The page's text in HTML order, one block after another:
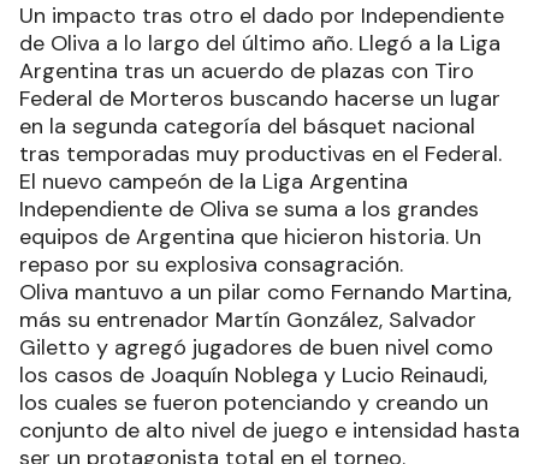
Un impacto tras otro el dado por Independiente
de Oliva a lo largo del último año. Llegó a la Liga
Argentina tras un acuerdo de plazas con Tiro
Federal de Morteros buscando hacerse un lugar
en la segunda categoría del básquet nacional
tras temporadas muy productivas en el Federal.
El nuevo campeón de la Liga Argentina
Independiente de Oliva se suma a los grandes
equipos de Argentina que hicieron historia. Un
repaso por su explosiva consagración.
Oliva mantuvo a un pilar como Fernando Martina,
más su entrenador Martín González, Salvador
Giletto y agregó jugadores de buen nivel como
los casos de Joaquín Noblega y Lucio Reinaudi,
los cuales se fueron potenciando y creando un
conjunto de alto nivel de juego e intensidad hasta